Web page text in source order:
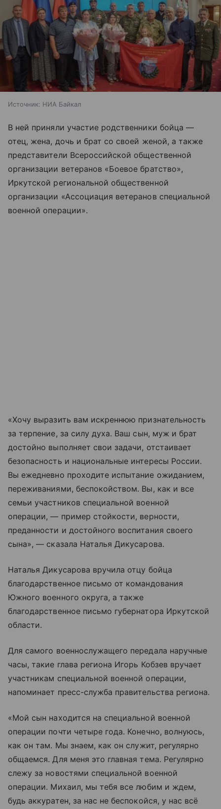
Источник: НИА Байкал
В ней приняли участие родственники бойца —
отец, жена, дочь и брат со своей женой, а также
представители Всероссийской общественной
организации ветеранов «Боевое братство»,
Иркутской региональной общественной
организации «Ассоциация ветеранов специальной
военной операции».
«Хочу выразить вам искреннюю признательность
за терпение, за силу духа. Ваш сын, муж и брат
достойно выполняет свои задачи, отстаивает
безопасность и национальные интересы России.
Вы ежедневно проходите испытание ожиданием,
переживаниями, беспокойством. Вы, как и все
семьи участников специальной военной
операции, — пример стойкости, верности,
преданности и достойного воспитания своего
сына», — сказала Наталья Дикусарова.
Наталья Дикусарова вручила отцу бойца
благодарственное письмо от командования
Южного военного округа, а также
благодарственное письмо губернатора Иркутской
области.
Для самого военнослужащего передала наручные
часы, такие глава региона Игорь Кобзев вручает
участникам специальной военной операции,
напоминает пресс-служба правительства региона.
«Мой сын находится на специальной военной
операции почти четыре года. Конечно, волнуюсь,
как он там. Мы знаем, как он служит, регулярно
общаемся. Для меня это главная тема. Регулярно
слежу за новостями специальной военной
операции. Михаил, мы тебя все любим и ждем,
будь аккуратен, за нас не беспокойся, у нас всё